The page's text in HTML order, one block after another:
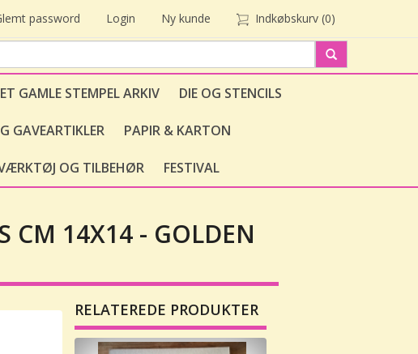
password Login Ny kunde Indkøbskurv (0)
GAMLE STEMPEL ARKIV DIE OG STENCILS
GAVEARTIKLER PAPIR & KARTON
OG TILBEHØR FESTIVAL
CM 14X14 - GOLDEN
RELATEREDE PRODUKTER